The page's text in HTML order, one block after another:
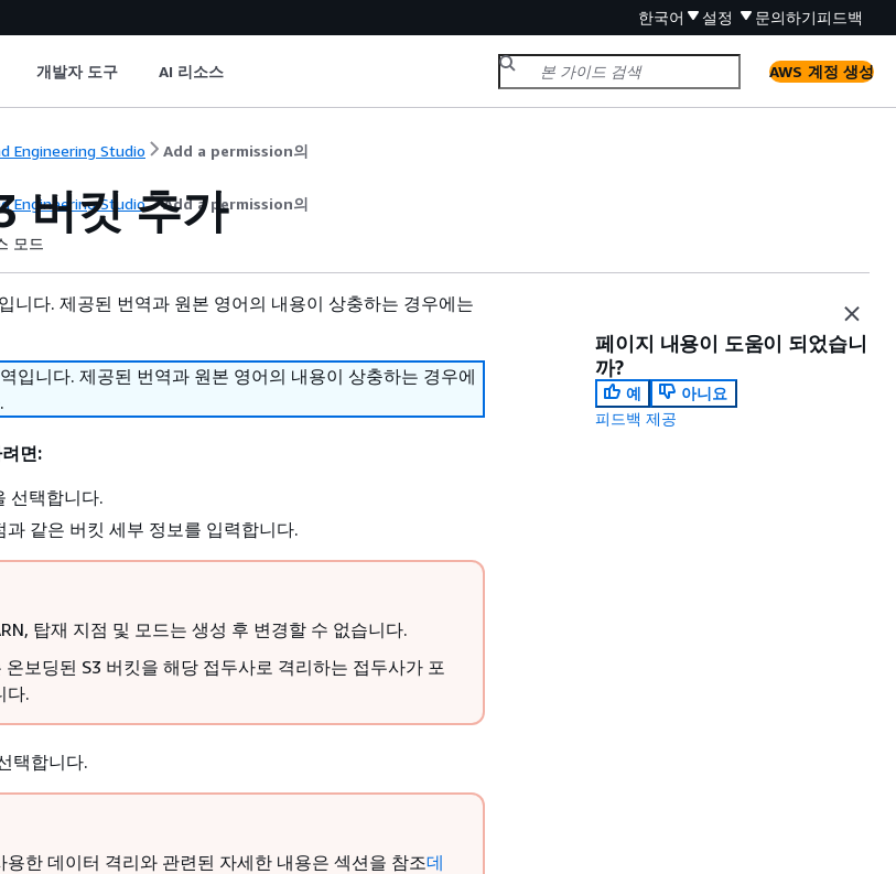
한국어 설정 문의하기피드백
개발자 도구 AI 리소스 AWS 계정 생성
Engineering Studio Add a permission의
Engineering Studio Add a permission의
버킷 추가
모드
니다. 제공된 번역과 원본 영어의 내용이 상충하는 경우에는
입니다. 제공된 번역과 원본 영어의 내용이 상충하는 경우에
면:
선택합니다.
과 같은 버킷 세부 정보를 입력합니다.
탑재 지점 및 모드는 생성 후 변경할 수 없습니다.
온보딩된 S3 버킷을 해당 접두사로 격리하는 접두사가 포
다.
택합니다.
용한 데이터 격리와 관련된 자세한 내용은 섹션을 참조데
페이지 내용이 도움이 되었습니
까?
예
아니요
피드백 제공